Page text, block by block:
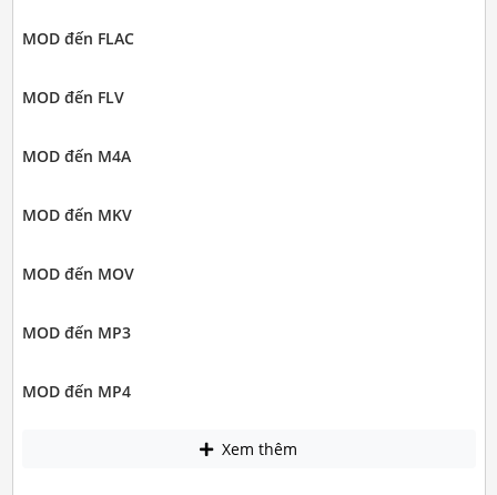
MOD đến FLAC
MOD đến FLV
MOD đến M4A
MOD đến MKV
MOD đến MOV
MOD đến MP3
MOD đến MP4
Xem thêm